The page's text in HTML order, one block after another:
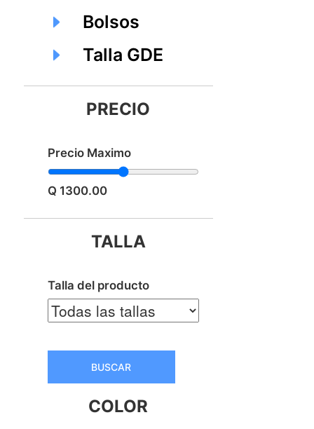
Bolsos
Talla GDE
PRECIO
Precio Maximo
Q 1300.00
TALLA
Talla del producto
BUSCAR
COLOR